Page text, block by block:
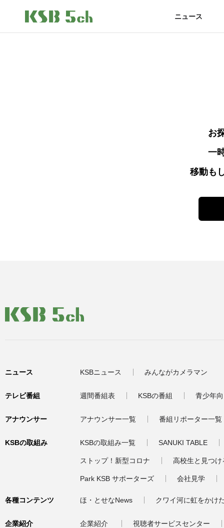
ニュース
お
一
移動も
ニュース KSBニュース みんながカメラマン
テレビ番組 週間番組表 KSBの番組 青少年
アナウンサー アナウンサー一覧 番組リポーター一覧
KSBの取組み KSBの取組み一覧 SANUKI TABLE
ストップ！新型コロナ 高校生と見つ
Park KSB サポーターズ 会社見学
各種コンテンツ ほ・とせなNews クワイ河に虹をかけ
企業紹介 企業紹介 視聴者サービスセンター